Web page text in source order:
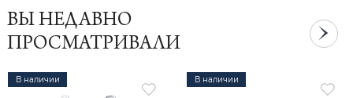
ВЫ НЕДАВНО
ПРОСМАТРИВАЛИ
В наличии В наличии